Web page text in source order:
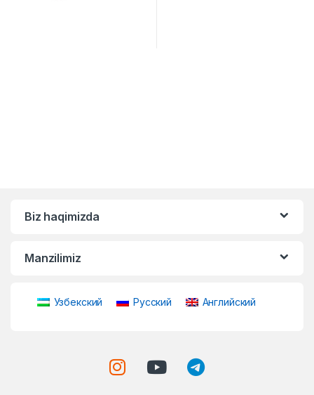
Biz haqimizda
Manzilimiz
Узбекский Русский Английский